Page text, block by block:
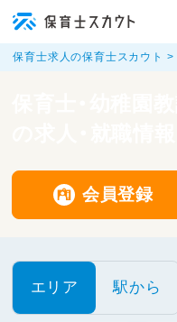
保育士求人の保育士スカウト
会員登録
エリア 駅から